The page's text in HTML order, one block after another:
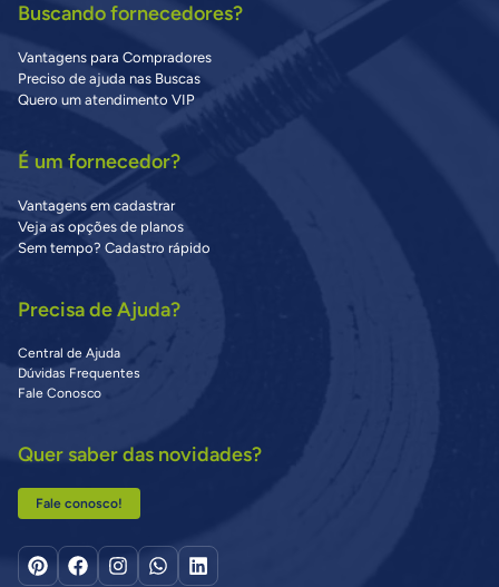
Buscando fornecedores?
Vantagens para Compradores
Preciso de ajuda nas Buscas
Quero um atendimento VIP
É um fornecedor?
Vantagens em cadastrar
Veja as opções de planos
Sem tempo? Cadastro rápido
Precisa de Ajuda?
Central de Ajuda
Dúvidas Frequentes
Fale Conosco
Quer saber das novidades?
Fale conosco!